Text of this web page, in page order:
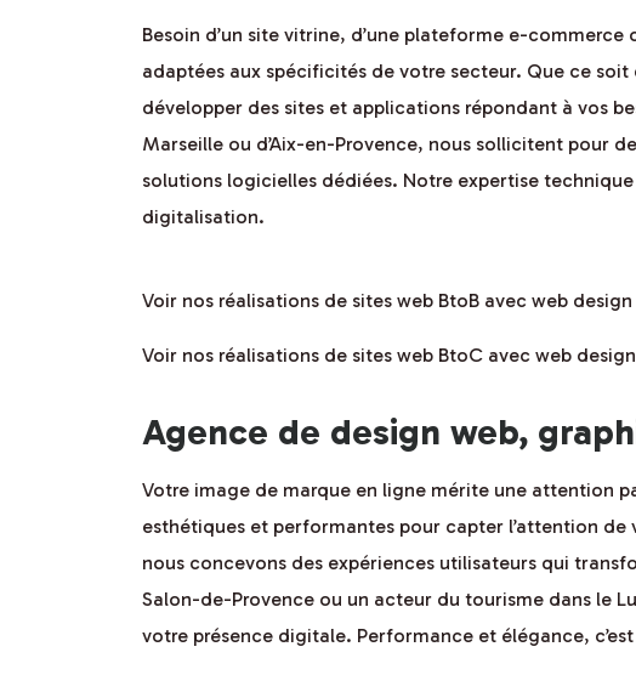
Besoin d’un site vitrine, d’une plateforme e-
adaptées aux spécificités de votre secteur. Que ce soit
développer des sites et applications répondant à vos
Marseille ou d’Aix-en-Provence, nous sollicitent pour
solutions logicielles dédiées. Notre expertise
digitalisation.
Voir nos réalisations de sites web BtoB avec web
Voir nos réalisations de sites web BtoC avec web
Agence de design web,
Votre image de marque en ligne mérite une attention
esthétiques et performantes pour capter l’attention
nous concevons des expériences utilisateurs qui
Salon-de-Provence ou un acteur du tourisme dans le
votre présence digitale. Performance et élégance,